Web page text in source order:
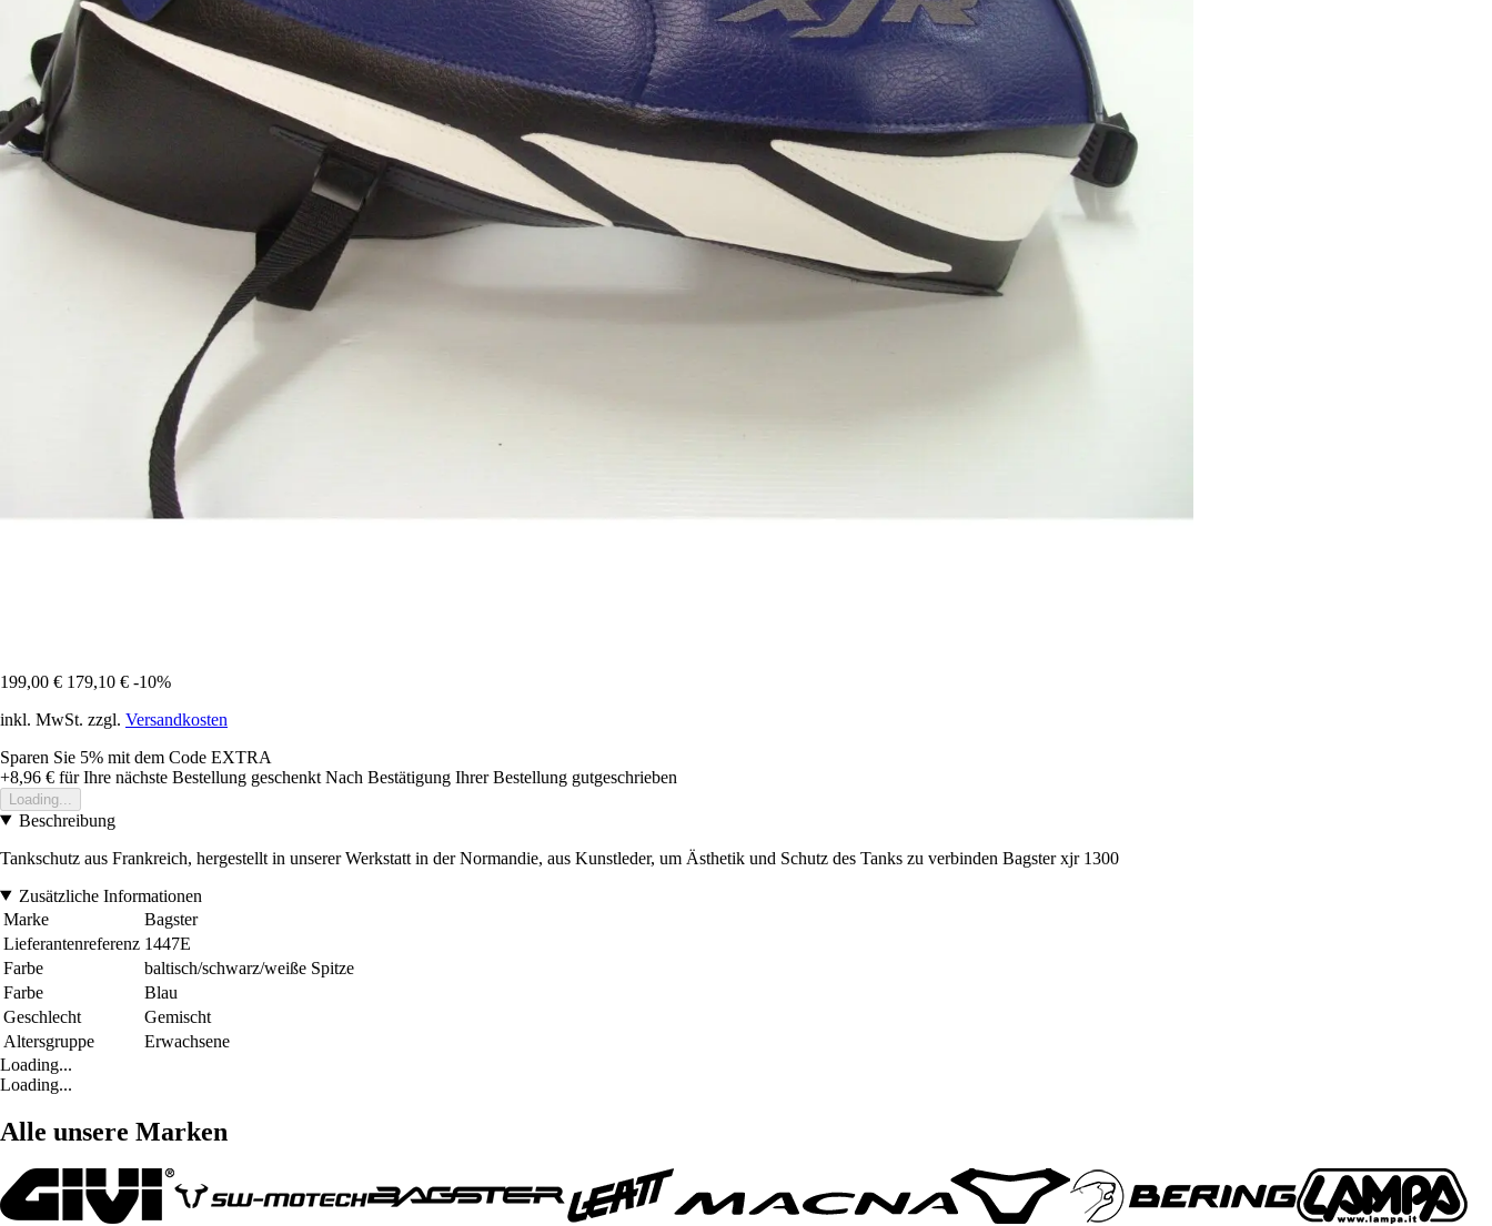
199,00 € 179,10 € -10%
inkl. MwSt. zzgl. Versandkosten
Sparen Sie 5% mit dem Code EXTRA
+8,96 € für Ihre nächste Bestellung geschenkt Nach Bestätigung Ihrer Bestellung gutgeschrieben
Loading...
Beschreibung
Tankschutz aus Frankreich, hergestellt in unserer Werkstatt in der Normandie, aus Kunstleder, um Ästhetik und Schutz des Tanks zu verbinden Bagster xjr 1300
Zusätzliche Informationen
Marke
Bagster
Lieferantenreferenz 1447E
Farbe
baltisch/schwarz/weiße Spitze
Farbe
Blau
Geschlecht
Gemischt
Altersgruppe
Erwachsene
Loading...
Loading...
Alle unsere Marken